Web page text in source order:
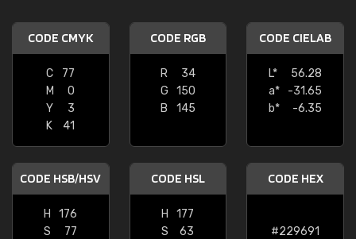
CODE CMYK
C
77
M
0
Y
3
K
41
CODE RGB
R
34
G
150
B
145
CODE CIELAB
L*
56.28
a*
-31.65
b*
-6.35
CODE HSB/HSV
H
176
S
77
CODE HSL
H
177
S
63
CODE HEX
#229691